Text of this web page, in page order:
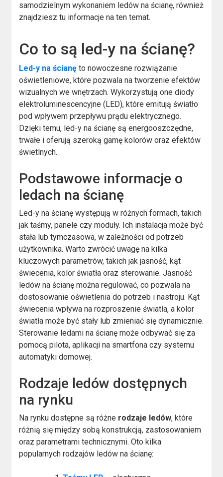
samodzielnym wykonaniem ledów na ścianę, również
znajdziesz tu informacje na ten temat.
Co to są led-y na ścianę?
Led-y na ścianę to nowoczesne rozwiązanie
oświetleniowe, które pozwala na tworzenie efektów
wizualnych we wnętrzach. Wykorzystują one diody
elektroluminescencyjne (LED), które emitują światło
pod wpływem przepływu prądu elektrycznego.
Dzięki temu, led-y na ścianę są energooszczędne,
trwałe i oferują szeroką gamę kolorów oraz efektów
świetlnych.
Podstawowe informacje o
ledach na ścianę
Led-y na ścianę występują w różnych formach, takich
jak taśmy, panele czy moduły. Ich instalacja może być
stała lub tymczasowa, w zależności od potrzeb
użytkownika. Warto zwrócić uwagę na kilka
kluczowych parametrów, takich jak jasność, kąt
świecenia, kolor światła oraz sterowanie. Jasność
ledów na ścianę można regulować, co pozwala na
dostosowanie oświetlenia do potrzeb i nastroju. Kąt
świecenia wpływa na rozproszenie światła, a kolor
światła może być stały lub zmieniać się dynamicznie.
Sterowanie ledami na ścianę może odbywać się za
pomocą pilota, aplikacji na smartfona czy systemu
automatyki domowej.
Rodzaje ledów dostępnych
na rynku
Na rynku dostępne są różne rodzaje ledów, które
różnią się między sobą konstrukcją, zastosowaniem
oraz parametrami technicznymi. Oto kilka
popularnych rodzajów ledów na ścianę: